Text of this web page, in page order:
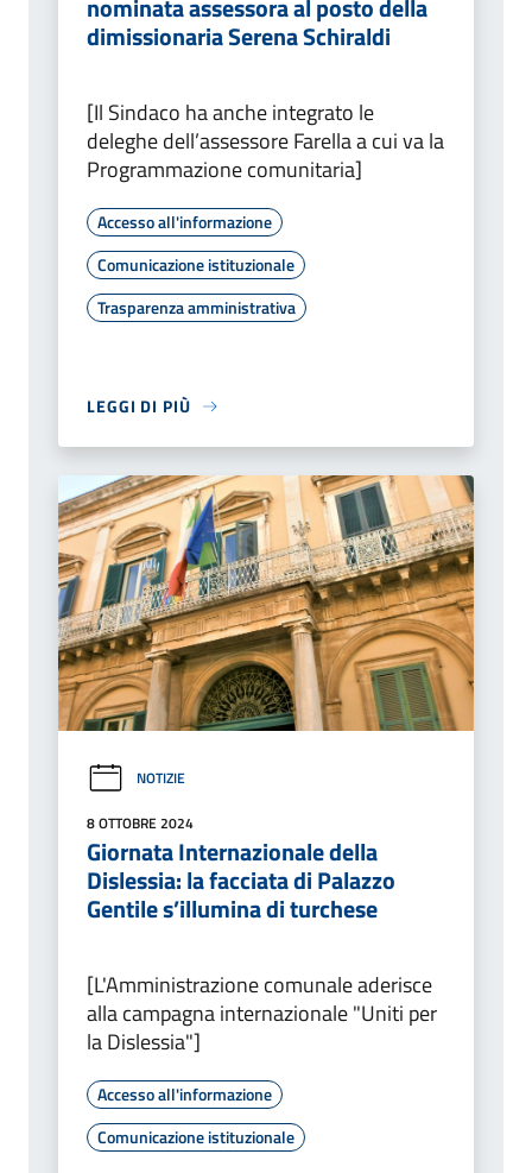
nominata assessora al posto della
dimissionaria Serena Schiraldi
[Il Sindaco ha anche integrato le
deleghe dell’assessore Farella a cui va la
Programmazione comunitaria]
Accesso all'informazione
Comunicazione istituzionale
Trasparenza amministrativa
LEGGI DI PIÙ
NOTIZIE
8 OTTOBRE 2024
Giornata Internazionale della
Dislessia: la facciata di Palazzo
Gentile s’illumina di turchese
[L'Amministrazione comunale aderisce
alla campagna internazionale "Uniti per
la Dislessia"]
Accesso all'informazione
Comunicazione istituzionale